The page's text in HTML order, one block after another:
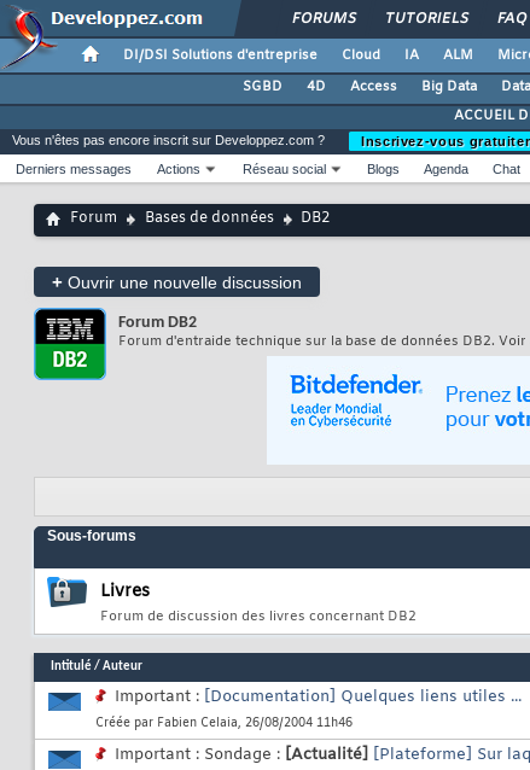
FORUMS TUTORIELS FAQ
DI/DSI Solutions d'entreprise Cloud IA ALM
SGBD
4D Access Big Data
ACCUEIL
Vous n'êtes pas encore inscrit sur Developpez.com ?
Inscrivez-vous
Derniers messages
Actions Réseau social Blogs Agenda Chat
Forum Bases de données DB2
+ Ouvrir une nouvelle discussion
Forum DB2
Forum d'entraide technique sur la base de données DB2. Voir
Sous-forums
Livres
Forum de discussion des livres concernant DB2
Intitulé/ Auteur
Important : [Documentation] Quelques liens utiles ...
Créée par Fabien Celaia, 26/08/2004 11h46
Important : Sondage : [Actualité] [Plateforme] Sur